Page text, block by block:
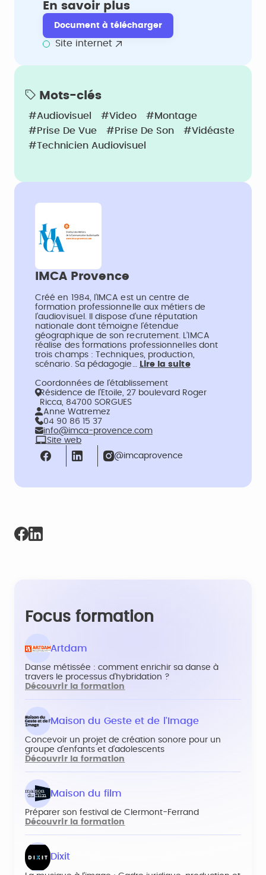
En savoir plus
Document à télécharger
Site internet
Mots-clés
#Audiovisuel #Video
#Montage
#Prise De Vue
#Prise De Son
#Vidéaste
#Technicien Audiovisuel
IMCA Provence
Créé en 1984, l’IMCA est un centre de
formation professionnelle aux métiers de
l’audiovisuel. Il dispose d’une réputation
nationale dont témoigne l’étendue
géographique de son recrutement. L’IMCA
réalise des formations professionnelles dont
trois champs : Techniques, production,
scénario. Sa pédagogie… Lire la suite
Coordonnées de l’établissement
Résidence de l'Etoile, 27 boulevard Roger
Ricca, 84700 SORGUES
Anne Watremez
04 90 86 15 37
info@imca-provence.com
Site web
@imcaprovence
Focus formation
Artdam
Danse métissée : comment enrichir sa danse à
travers le processus d'hybridation ?
Découvrir la formation
Maison du Geste et de l'Image
Concevoir un projet de création sonore pour un
groupe d’enfants et d’adolescents
Découvrir la formation
Maison du film
Préparer son festival de Clermont-Ferrand
Découvrir la formation
Dixit